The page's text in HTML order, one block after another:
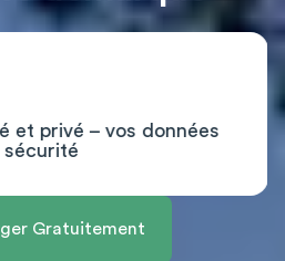
et privé – vos données
sécurité
Gratuitement